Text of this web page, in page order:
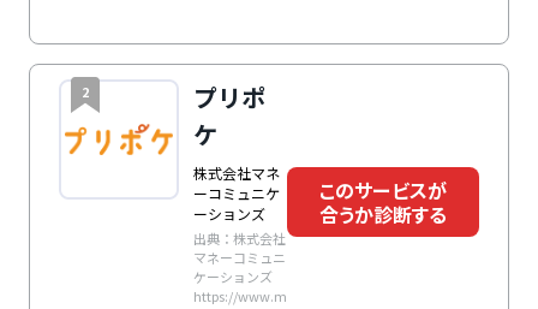
コスト負担がないだけでなく、従業員にかかる手数料も
業界最安水準と、トータルコストも業界最安を実現して
います。
2
プリポ
ケ
株式会社マネ
ーコミュニケ
ーションズ
出典：株式会社
マネーコミュニ
ケーションズ
https://www.m
このサービスが
合うか診断する